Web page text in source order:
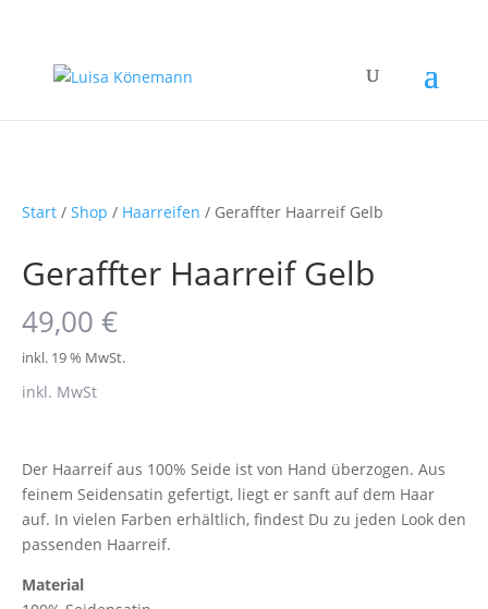
Start / Shop / Haarreifen / Geraffter Haarreif Gelb
Geraffter Haarreif Gelb
49,00 €
inkl. 19 % MwSt.
inkl. MwSt
Der Haarreif aus 100% Seide ist von Hand überzogen. Aus
feinem Seidensatin gefertigt, liegt er sanft auf dem Haar
auf. In vielen Farben erhältlich, findest Du zu jeden Look den
passenden Haarreif.
Material